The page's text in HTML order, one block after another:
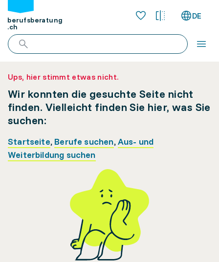
berufsberatung
.ch
DE
Ups, hier stimmt etwas nicht.
Wir konnten die gesuchte Seite nicht
finden. Vielleicht finden Sie hier, was Sie
suchen:
Startseite, Berufe suchen,Aus- und
Weiterbildung suchen